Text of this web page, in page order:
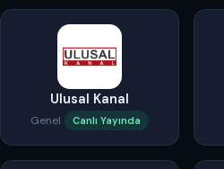
Ulusal Kanal
Genel Canlı Yayında